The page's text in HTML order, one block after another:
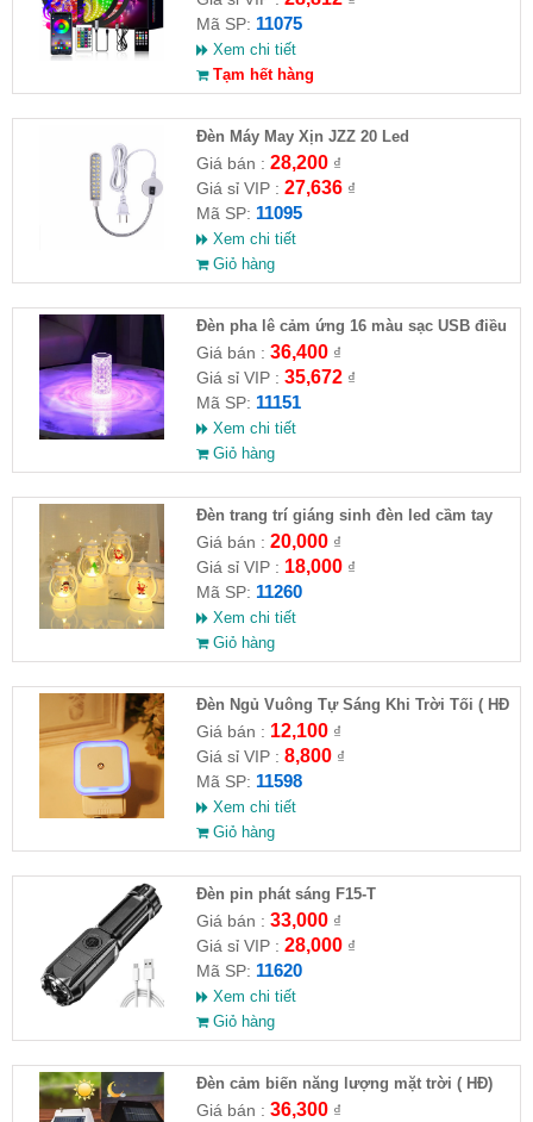
Mã SP: 11075
Xem chi tiết
Tạm hết hàng
Đèn Máy May Xịn JZZ 20 Led
Giá bán : 28,200₫
Giá sỉ VIP : 27,636₫
Mã SP: 11095
Xem chi tiết
Giỏ hàng
Đèn pha lê cảm ứng 16 màu sạc USB điều
khiển từ xa
Giá bán : 36,400₫
Giá sỉ VIP : 35,672₫
Mã SP: 11151
Xem chi tiết
Giỏ hàng
Đèn trang trí giáng sinh đèn led cầm tay
Giá bán : 20,000₫
Giá sỉ VIP : 18,000₫
Mã SP: 11260
Xem chi tiết
Giỏ hàng
Đèn Ngủ Vuông Tự Sáng Khi Trời Tối ( HĐ
)Giá bán : 12,100₫
Giá sỉ VIP : 8,800₫
Mã SP: 11598
Xem chi tiết
Giỏ hàng
Đèn pin phát sáng F15-T
Giá bán : 33,000₫
Giá sỉ VIP : 28,000₫
Mã SP: 11620
Xem chi tiết
Giỏ hàng
Đèn cảm biến năng lượng mặt trời ( HĐ)
Giá bán : 36,300₫